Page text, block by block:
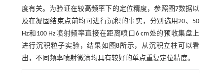
度有关。为验证在较高频率下的定位精度，参照 图7数据以
及在凝固结束点前均可进行沉积的事实，分别选用20、50
Hz和100 Hz喷射频率直接在距离喷口6 cm处的预收集盘上
进行沉积粒子实验，结果如 图8所示，从沉积立柱可以看
出，不同频率喷射微滴均具有较好的单点重复定位精度。